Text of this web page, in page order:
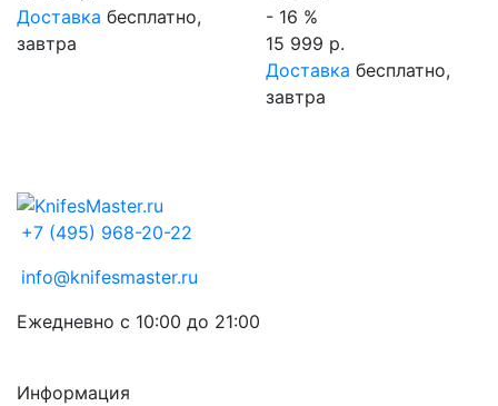
Доставка бесплатно,
завтра
- 16 %
15 999 р.
Доставка бесплатно,
завтра
+7 (495) 968-20-22
info@knifesmaster.ru
Ежедневно с 10:00 до 21:00
Информация